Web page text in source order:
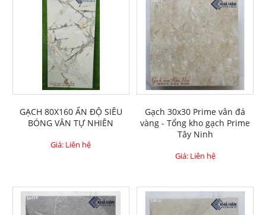
GẠCH 80X160 ẤN ĐỘ SIÊU
BÓNG VÂN TỰ NHIÊN
Giá: Liên hệ
Gạch 30x30 Prime vân đá
vàng - Tổng kho gạch Prime
Tây Ninh
Giá: Liên hệ